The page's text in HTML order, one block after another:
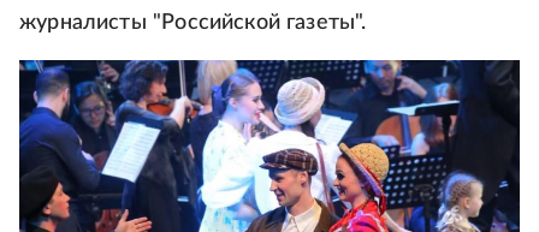
журналисты "Российской газеты".